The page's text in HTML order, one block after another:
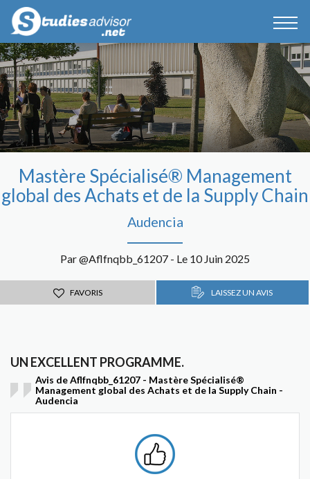
Mastère Spécialisé® Management
global des Achats et de la Supply Chain
Audencia
Par @Aflfnqbb_61207 - Le 10 Juin 2025
FAVORIS LAISSEZ UN AVIS
UN EXCELLENT PROGRAMME.
Avis de Aflfnqbb_61207 - Mastère Spécialisé®
Management global des Achats et de la Supply Chain -
Audencia